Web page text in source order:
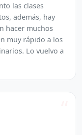
las clases
además, hay
hacer muchos
muy rápido a los
Lo vuelvo a